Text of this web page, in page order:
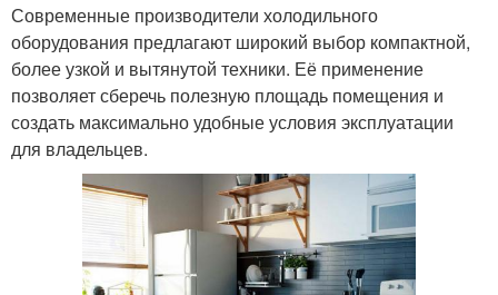
Современные производители холодильного
оборудования предлагают широкий выбор компактной,
более узкой и вытянутой техники. Её применение
позволяет сберечь полезную площадь помещения и
создать максимально удобные условия эксплуатации
для владельцев.